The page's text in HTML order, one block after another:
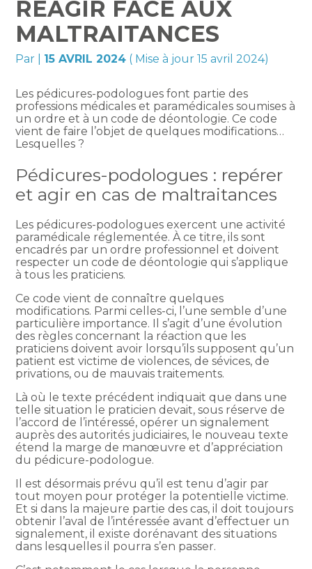
RÉAGIR FACE AUX
MALTRAITANCES
Par 15 AVRIL 2024 ( Mise à jour 15 avril 2024)
Les pédicures-podologues font partie des
professions médicales et paramédicales soumises à
un ordre et à un code de déontologie. Ce code
vient de faire l’objet de quelques modifications…
Lesquelles ?
Pédicures-podologues : repérer
et agir en cas de maltraitances
Les pédicures-podologues exercent une activité
paramédicale réglementée. À ce titre, ils sont
encadrés par un ordre professionnel et doivent
respecter un code de déontologie qui s’applique
à tous les praticiens.
Ce code vient de connaître quelques
modifications. Parmi celles-ci, l’une semble d’une
particulière importance. Il s’agit d’une évolution
des règles concernant la réaction que les
praticiens doivent avoir lorsqu’ils supposent qu’un
patient est victime de violences, de sévices, de
privations, ou de mauvais traitements.
Là où le texte précédent indiquait que dans une
telle situation le praticien devait, sous réserve de
l’accord de l’intéressé, opérer un signalement
auprès des autorités judiciaires, le nouveau texte
étend la marge de manœuvre et d’appréciation
du pédicure-podologue.
Il est désormais prévu qu’il est tenu d’agir par
tout moyen pour protéger la potentielle victime.
Et si dans la majeure partie des cas, il doit toujours
obtenir l’aval de l’intéressée avant d’effectuer un
signalement, il existe dorénavant des situations
dans lesquelles il pourra s’en passer.